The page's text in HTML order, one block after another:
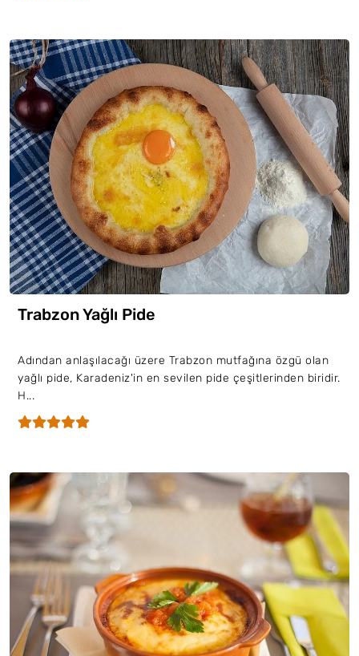
Trabzon Yağlı Pide
Adından anlaşılacağı üzere Trabzon mutfağına özgü olan
yağlı pide, Karadeniz'in en sevilen pide çeşitlerinden biridir.
H...